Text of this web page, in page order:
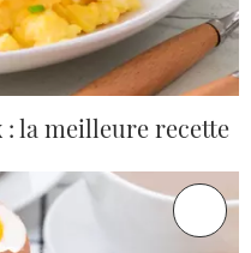
la meilleure recette